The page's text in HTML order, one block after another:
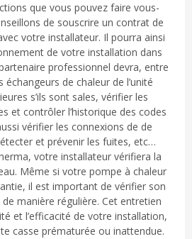
que vous pouvez faire vous-
de souscrire un contrat de
votre installateur. Il pourra ainsi
de votre installation dans
professionnel devra, entre
de chaleur de l’unité
s’ils sont sales, vérifier les
et contrôler l’historique des codes
vérifier les connexions de de
et prévenir les fuites, etc…
votre installateur vérifiera la
Même si votre pompe à chaleur
il est important de vérifier son
manière régulière. Cet entretien
et l’efficacité de votre installation,
casse prématurée ou inattendue.